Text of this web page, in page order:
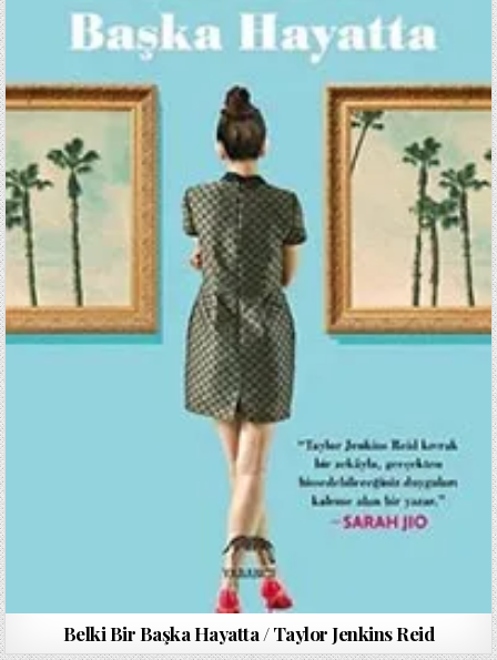
Belki Bir Başka Hayatta / Taylor Jenkins Reid